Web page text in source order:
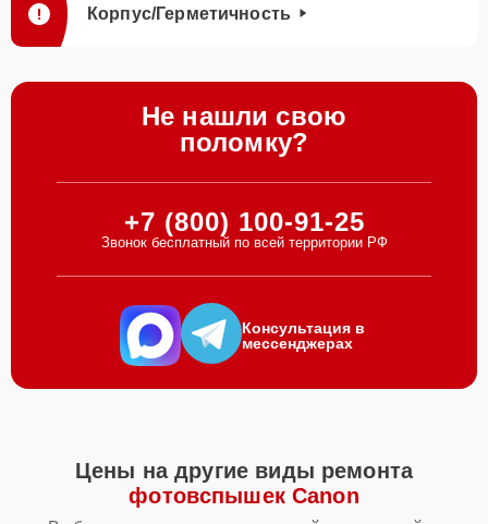
Корпус/Герметичность
Не нашли свою
поломку?
+7 (800) 100-91-25
Звонок бесплатный по всей территории РФ
Консультация в
мессенджерах
Цены на другие виды ремонта
фотовспышек Canon